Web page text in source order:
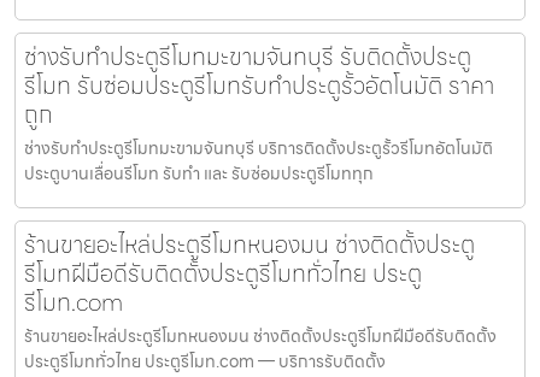
ช่างรับทำประตูรีโมทมะขามจันทบุรี รับติดตั้งประตู
รีโมท รับซ่อมประตูรีโมทรับทำประตูรั้วอัตโนมัติ ราคา
ถูก
ช่างรับทำประตูรีโมทมะขามจันทบุรี บริการติดตั้งประตูรั้วรีโมทอัตโนมัติ
ประตูบานเลื่อนรีโมท รับทำ และ รับซ่อมประตูรีโมททุก
ร้านขายอะไหล่ประตูรีโมทหนองมน ช่างติดตั้งประตู
รีโมทฝีมือดีรับติดตั้งประตูรีโมททั่วไทย ประตู
รีโมท.com
ร้านขายอะไหล่ประตูรีโมทหนองมน ช่างติดตั้งประตูรีโมทฝีมือดีรับติดตั้ง
ประตูรีโมททั่วไทย ประตูรีโมท.com — บริการรับติดตั้ง